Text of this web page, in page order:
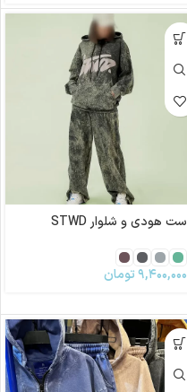
ست هودی و شلوار STWD
۹,۴۰۰,۰۰۰تومان